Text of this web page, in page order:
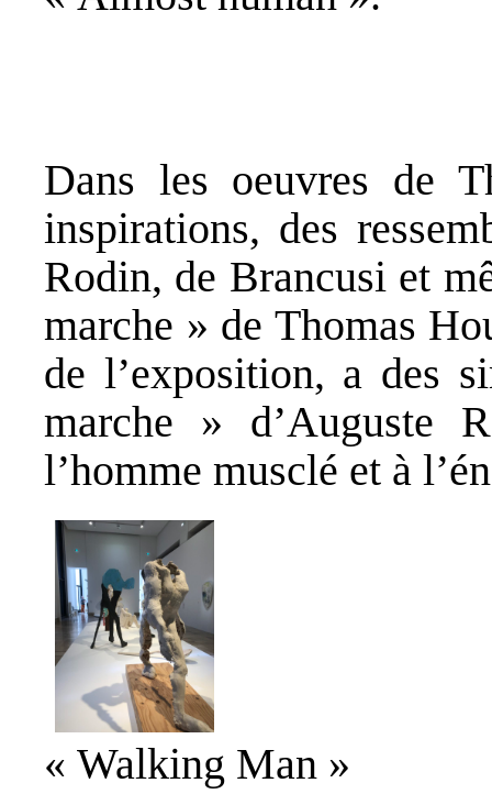
Dans les oeuvres de
inspirations, des
Rodin, de Brancusi et
marche » de Thomas
de l’exposition, a des
marche » d’Auguste
l’homme musclé et à
« Walking Man »